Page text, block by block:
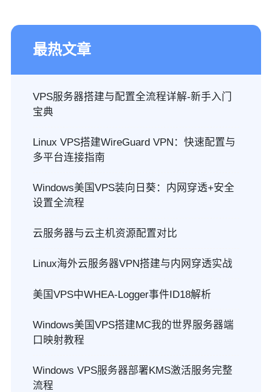
最热文章
VPS服务器搭建与配置全流程详解-新手入门
宝典
Linux VPS搭建WireGuard VPN：快速配置与
多平台连接指南
Windows美国VPS装向日葵：内网穿透+安全
设置全流程
云服务器与云主机资源配置对比
Linux海外云服务器VPN搭建与内网穿透实战
美国VPS中WHEA-Logger事件ID18解析
Windows美国VPS搭建MC我的世界服务器端
口映射教程
Windows VPS服务器部署KMS激活服务完整
流程